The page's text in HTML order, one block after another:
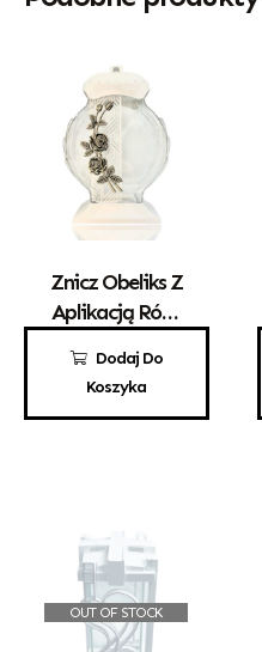
Dodaj Do
Koszyka
Znicz Obeliks Z
Aplikacją Róży
110,00zł
OUT OF STOCK